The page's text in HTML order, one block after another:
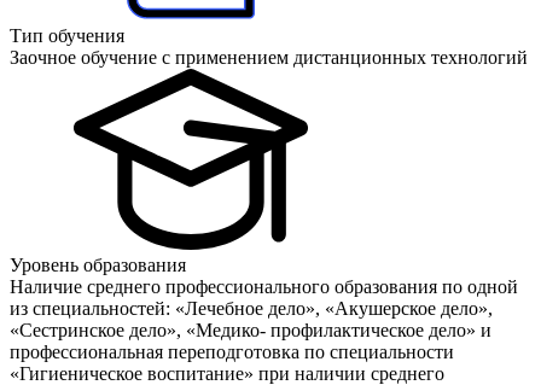
Тип обучения
Заочное обучение с применением дистанционных технологий
Уровень образования
Наличие среднего профессионального образования по одной
из специальностей: «Лечебное дело», «Акушерское дело»,
«Сестринское дело», «Медико- профилактическое дело» и
профессиональная переподготовка по специальности
«Гигиеническое воспитание» при наличии среднего